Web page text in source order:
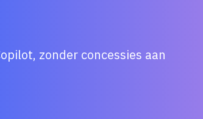
zonder concessies aan